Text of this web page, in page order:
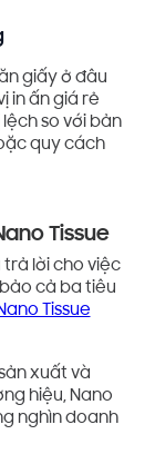
giấy ở đâu
in ấn giá rẻ
so với bản
quy cách
Tissue
trả lời cho việc
cả ba tiêu
Tissue
xuất và
hiệu, Nano
nghìn doanh